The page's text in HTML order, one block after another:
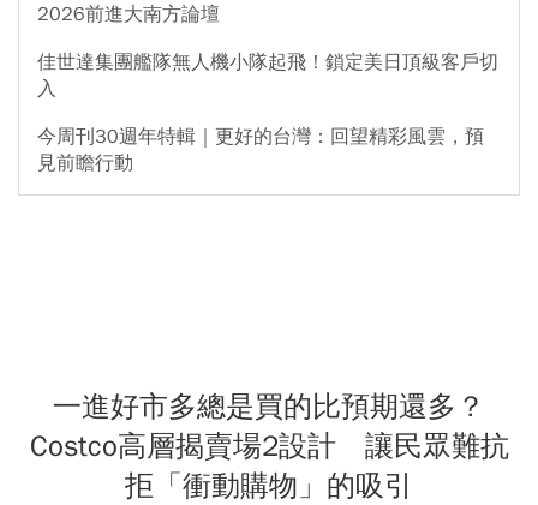
2026前進大南方論壇
佳世達集團艦隊無人機小隊起飛！鎖定美日頂級客戶切
入
今周刊30週年特輯｜更好的台灣：回望精彩風雲，預
見前瞻行動
一進好市多總是買的比預期還多？
Costco高層揭賣場2設計 讓民眾難抗
拒「衝動購物」的吸引